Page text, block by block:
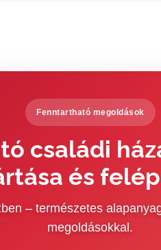
Fenntartható megoldások
családi
és
– természetes
megoldásokkal.